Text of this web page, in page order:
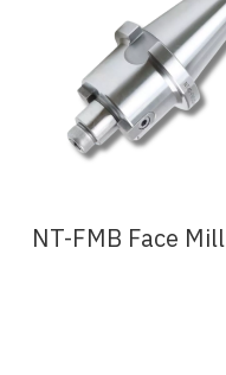
NT-FMB Face Mill